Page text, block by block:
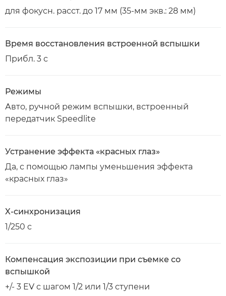
для фокусн. расст. до 17 мм (35-мм экв.: 28 мм)
Время восстановления встроенной вспышки
Прибл. 3 с
Режимы
Авто, ручной режим вспышки, встроенный
передатчик Speedlite
Устранение эффекта «красных глаз»
Да, с помощью лампы уменьшения эффекта
«красных глаз»
X-синхронизация
1/250 c
Компенсация экспозиции при съемке со
вспышкой
+/- 3 EV с шагом 1/2 или 1/3 ступени